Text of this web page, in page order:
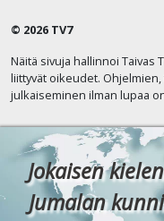
© 2026 TV7
Näitä sivuja hallinnoi Taivas
liittyvät oikeudet.
julkaiseminen ilman lupaa
Jokaisen
Jumalan